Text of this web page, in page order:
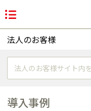
法人のお客様
導入事例